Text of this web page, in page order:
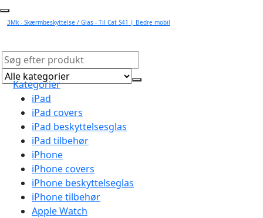
3Mk - Skærmbeskyttelse / Glas - Til Cat S41 | Bedre mobil
Kategorier
iPad
iPad covers
iPad beskyttelsesglas
iPad tilbehør
iPhone
iPhone covers
iPhone beskyttelseglas
iPhone tilbehør
Apple Watch